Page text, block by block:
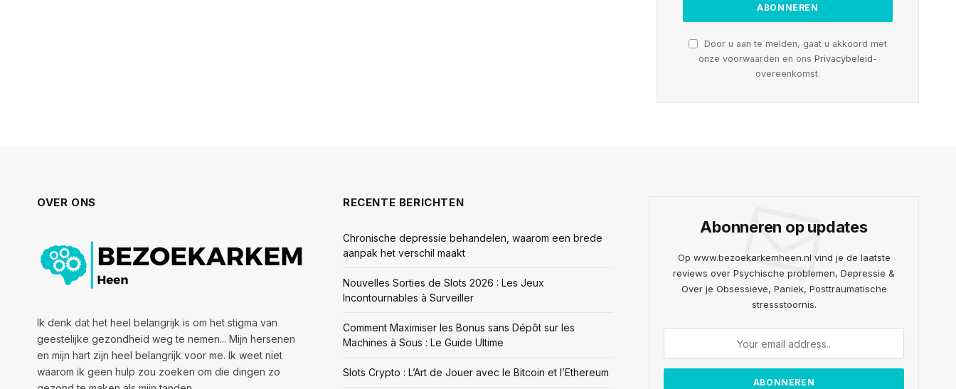
Door u aan te melden, gaat u akkoord met
onze voorwaarden en ons Privacybeleid-
overeenkomst.
OVER ONS
Ik denk dat het heel belangrijk is om het stigma van
geestelijke gezondheid weg te nemen... Mijn hersenen
en mijn hart zijn heel belangrijk voor me. Ik weet niet
waarom ik geen hulp zou zoeken om die dingen zo
RECENTE BERICHTEN
Chronische depressie behandelen, waarom een brede
aanpak het verschil maakt
Nouvelles Sorties de Slots 2026 : Les Jeux
Incontournables à Surveiller
Comment Maximiser les Bonus sans Dépôt sur les
Machines à Sous : Le Guide Ultime
Slots Crypto : L’Art de Jouer avec le Bitcoin et l’Ethereum
Abonneren op updates
Op www.bezoekarkemheen.nl vind je de laatste
reviews over Psychische problemen, Depressie &
Over je Obsessieve, Paniek, Posttraumatische
stressstoornis.